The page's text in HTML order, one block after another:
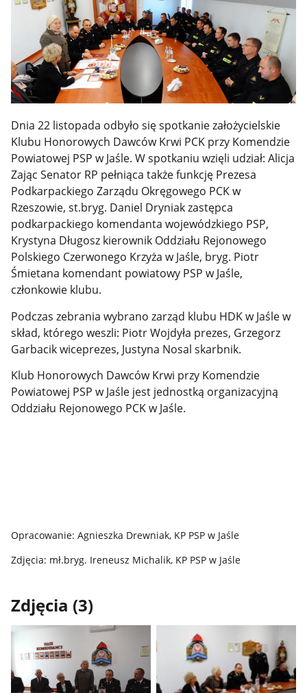
Dnia 22 listopada odbyło się spotkanie założycielskie
Klubu Honorowych Dawców Krwi PCK przy Komendzie
Powiatowej PSP w Jaśle. W spotkaniu wzięli udział: Alicja
Zając Senator RP pełniąca także funkcję Prezesa
Podkarpackiego Zarządu Okręgowego PCK w
Rzeszowie, st.bryg. Daniel Dryniak zastępca
podkarpackiego komendanta wojewódzkiego PSP,
Krystyna Długosz kierownik Oddziału Rejonowego
Polskiego Czerwonego Krzyża w Jaśle, bryg. Piotr
Śmietana komendant powiatowy PSP w Jaśle,
członkowie klubu.
Podczas zebrania wybrano zarząd klubu HDK w Jaśle w
skład, którego weszli: Piotr Wojdyła prezes, Grzegorz
Garbacik wiceprezes, Justyna Nosal skarbnik.
Klub Honorowych Dawców Krwi przy Komendzie
Powiatowej PSP w Jaśle jest jednostką organizacyjną
Oddziału Rejonowego PCK w Jaśle.
Opracowanie: Agnieszka Drewniak, KP PSP w Jaśle
Zdjęcia: mł.bryg. Ireneusz Michalik, KP PSP w Jaśle
Zdjęcia (3)